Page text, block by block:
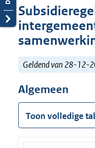
Geldend van 28-12-
Algemeen
Toon volledige